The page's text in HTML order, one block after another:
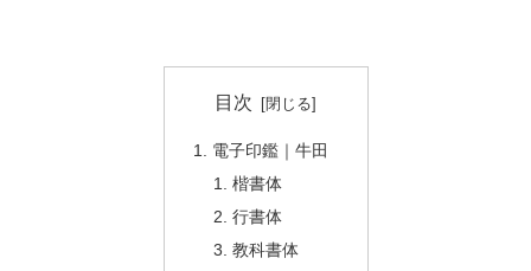
目次
電子印鑑｜牛田
楷書体
行書体
教科書体